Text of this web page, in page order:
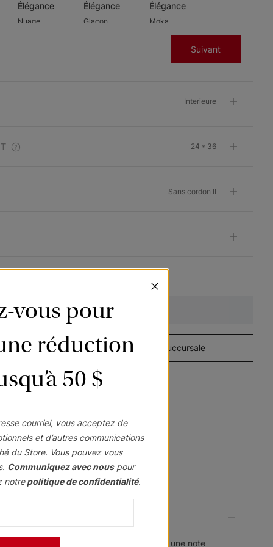
Élégance
Nuage
Élégance
Glaçon
Élégance
Moka
Échantillon
Gratuit
Cascade
Santa Fe
Gratuit
Nuevo
Minéral
Échantillon
Gratuit
Santa Fe
Gris français
Échantillon
Gratuit
Suivant
Interieure
24 * 36
Sans cordon II
Ajouter au panier
domicile Visitez une succursale
et d'imprimés conçus pour conférer une note
vous pour
réduction
50 $
courriel, vous acceptez de
et d’autres communications
du Store. Vous pouvez vous
Communiquez avec nouspour
notre politique de confidentialité.